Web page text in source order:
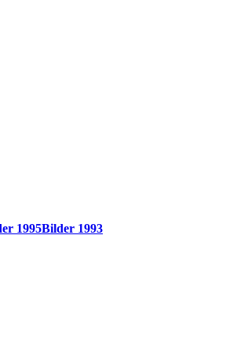
1995Bilder 1993